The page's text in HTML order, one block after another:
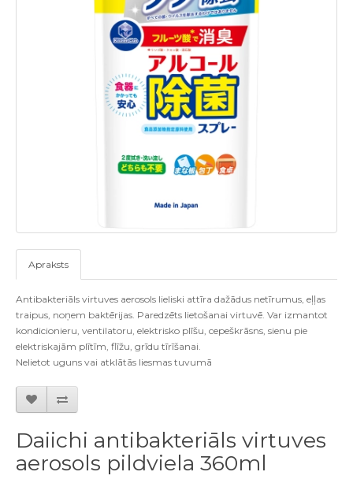
Apraksts
Antibakteriāls virtuves aerosols lieliski attīra dažādus netīrumus, eļļas
traipus, noņem baktērijas. Paredzēts lietošanai virtuvē. Var izmantot
kondicionieru, ventilatoru, elektrisko plīšu, cepeškrāsns, sienu pie
elektriskajām plītīm, flīžu, grīdu tīrīšanai.
Nelietot uguns vai atklātās liesmas tuvumā
Daiichi antibakteriāls virtuves
aerosols pildviela 360ml